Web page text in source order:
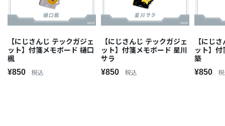
【にじさんじ テックガジェ
ット】付箋メモボード 樋口
楓
¥850 税込
【にじさんじ テックガジェ
ット】付箋メモボード 星川
サラ
¥850 税込
【にじ
ット】
築
¥850